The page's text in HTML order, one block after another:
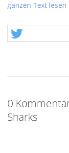
Sternenbuketts
ebenfalls farblich
den Verbund
ganzen Text lesen
0
Sharks